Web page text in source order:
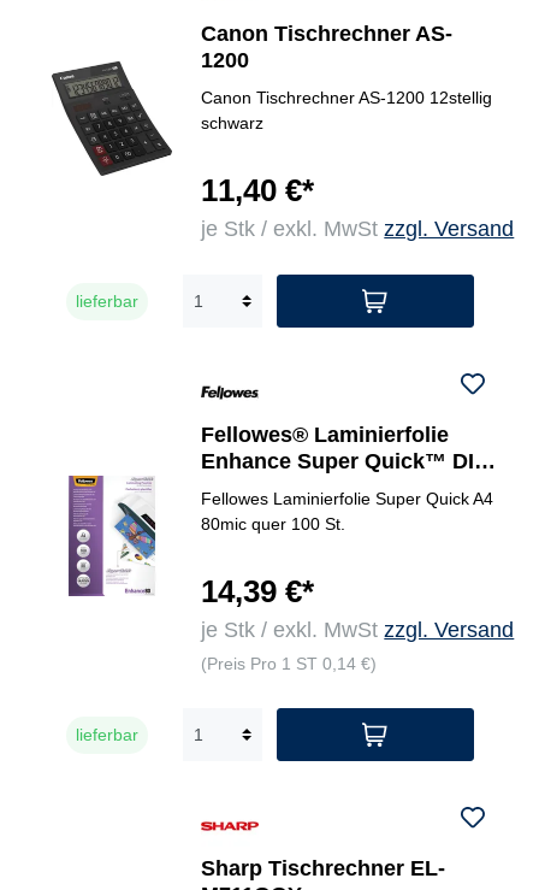
Canon Tischrechner AS-
1200
Canon Tischrechner AS-1200 12stellig
schwarz
11,40 €*
je Stk / exkl. MwStzzgl. Versand
lieferbar
Fellowes® Laminierfolie
Enhance Super Quick™ DIN
A4
Fellowes Laminierfolie Super Quick A4
80mic quer 100 St.
14,39 €*
je Stk / exkl. MwStzzgl. Versand
(Preis Pro 1 ST 0,14 €)
lieferbar
Sharp Tischrechner EL-